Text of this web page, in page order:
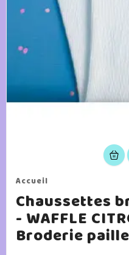
Accueil
Chaussettes
- WAFFLE
Broderie